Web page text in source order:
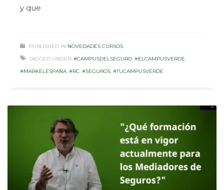
y que
PUBLISHED IN NOVEDADES CURSOS
TAGGED UNDER: #CAMPUSDELSEGURO, #ELCAMPUSVERDE,
#MARKELESPAÑA, #RC, #SEGUROS, #TUCAMPUSVERDE